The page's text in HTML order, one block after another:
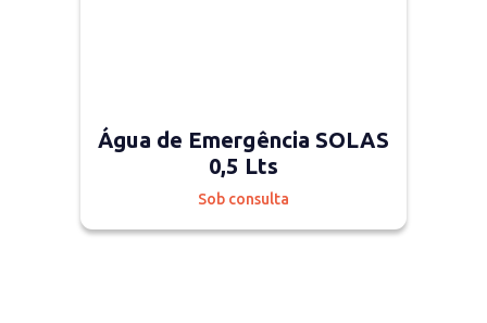
Água de Emergência SOLAS
0,5 Lts
Sob consulta